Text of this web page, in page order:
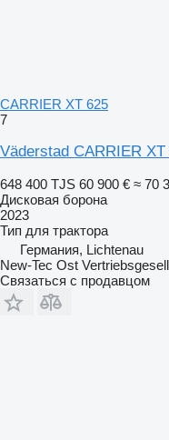
CARRIER XT 625
7
Väderstad CARRIER XT
648 400 TJS 60 900 € ≈ 70
Дисковая борона
2023
Тип для трактора
Германия, Lichtenau
New-Tec Ost
Связаться с продавцом